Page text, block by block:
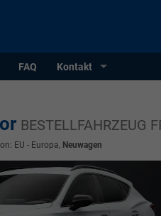
FAQ Kontakt
BESTELLFAHRZEUG
EU - Europa, Neuwagen